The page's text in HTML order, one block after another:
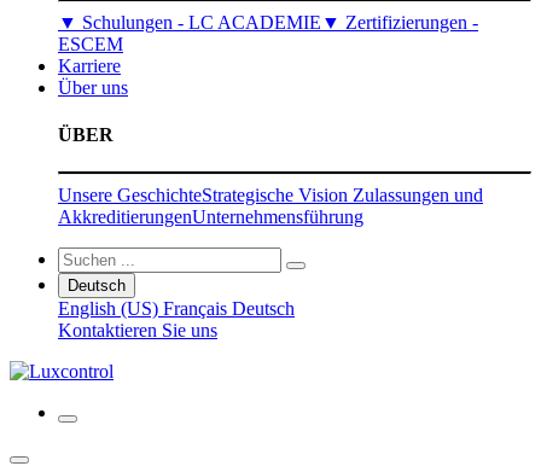
▼ Schulungen - LC ACADEMIE ▼ Zertifizierungen -
ESCEM
Karriere
Über uns
ÜBER
Unsere GeschichteStrategische Vision Zulassungen und
AkkreditierungenUnternehmensführung
Deutsch
English (US) Français Deutsch
Kontaktieren Sie uns